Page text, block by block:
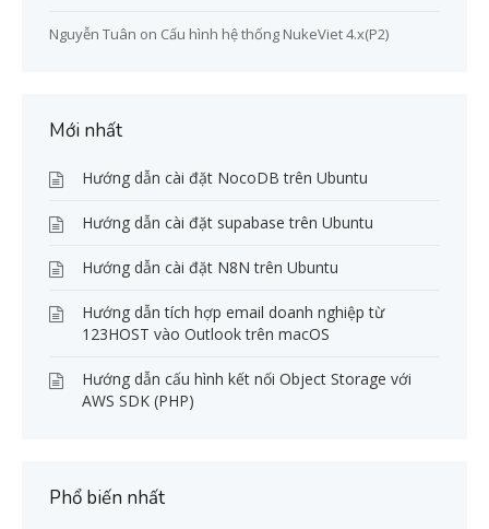
Nguyễn Tuân on Cấu hình hệ thống NukeViet 4.x(P2)
Mới nhất
Hướng dẫn cài đặt NocoDB trên Ubuntu
Hướng dẫn cài đặt supabase trên Ubuntu
Hướng dẫn cài đặt N8N trên Ubuntu
Hướng dẫn tích hợp email doanh nghiệp từ
123HOST vào Outlook trên macOS
Hướng dẫn cấu hình kết nối Object Storage với
AWS SDK (PHP)
Phổ biến nhất